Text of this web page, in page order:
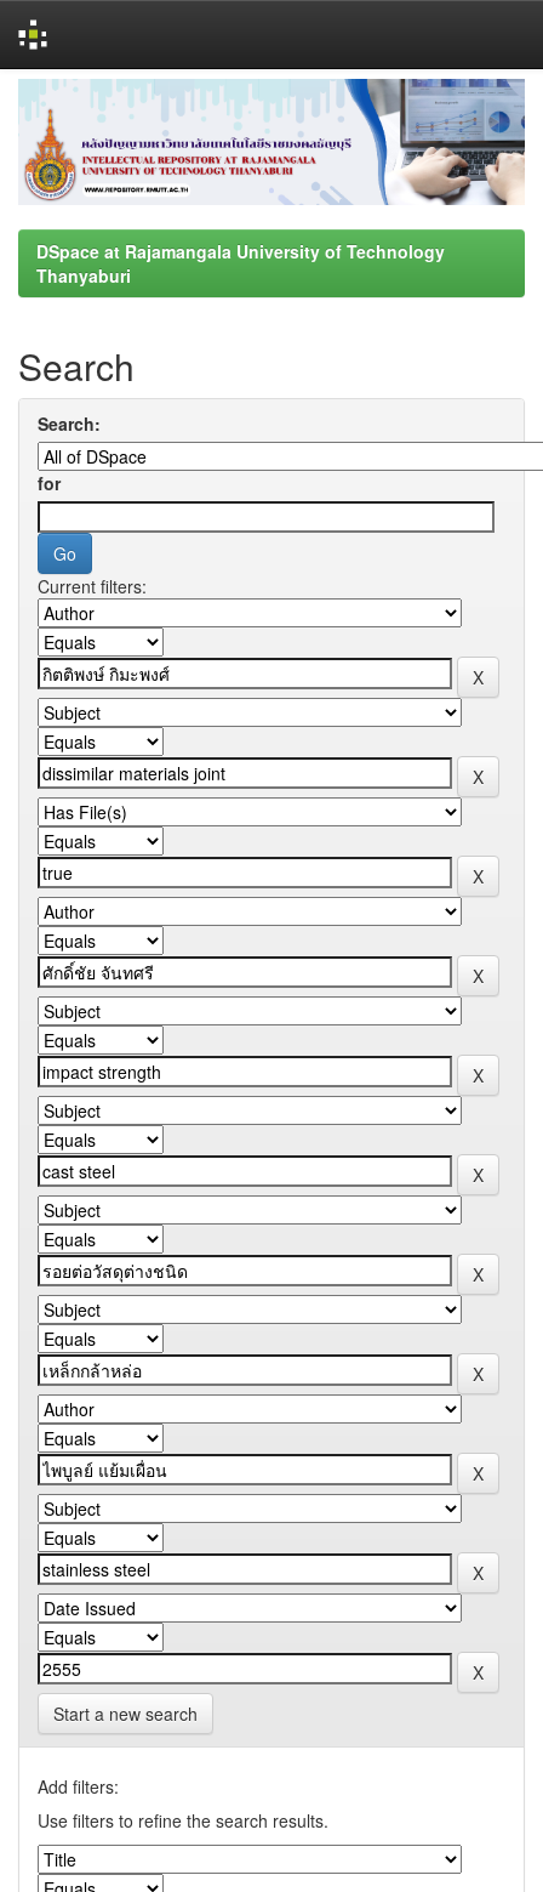
navigation
DSpace at Rajamangala University of Technology
Thanyaburi
Search
Search:
for
Current filters:
Start a new search
Add filters:
Use filters to refine the search results.